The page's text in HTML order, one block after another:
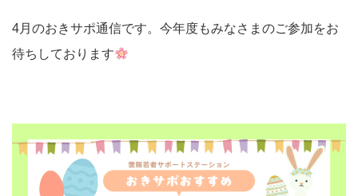
4月のおきサポ通信です。今年度もみなさまのご参加をお
待ちしております